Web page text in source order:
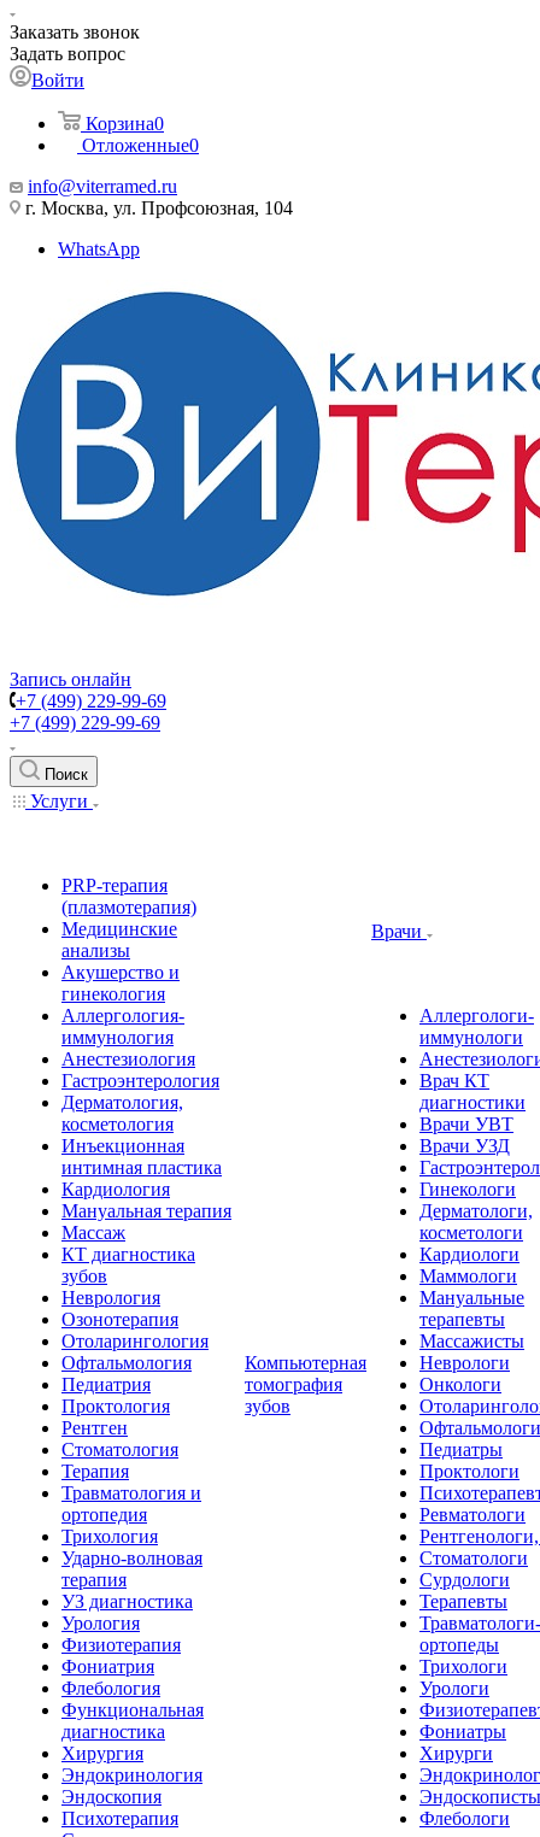
Заказать звонок
Задать вопрос
Войти
Корзина0
Отложенные0
info@viterramed.ru
г. Москва, ул. Профсоюзная, 104
WhatsApp
Запись онлайн
+7 (499) 229-99-69
+7 (499) 229-99-69
Поиск
Услуги
PRP-терапия
(плазмотерапия)
Медицинские
анализы
Акушерство и
гинекология
Аллергология-
иммунология
Анестезиология
Гастроэнтерология
Дерматология,
косметология
Инъекционная
интимная пластика
Кардиология
Мануальная терапия
Массаж
КТ диагностика
зубов
Неврология
Озонотерапия
Отоларингология
Офтальмология
Педиатрия
Проктология
Рентген
Стоматология
Терапия
Травматология и
ортопедия
Трихология
Ударно-волновая
терапия
УЗ диагностика
Урология
Физиотерапия
Фониатрия
Флебология
Функциональная
диагностика
Хирургия
Эндокринология
Эндоскопия
Психотерапия
Компьютерная
томография
зубов
Врачи
Аллергологи-
иммунологи
Врач КТ
диагностики
Врачи УВТ
Врачи УЗД
Гинекологи
Дерматологи,
косметологи
Кардиологи
Маммологи
Мануальные
терапевты
Массажисты
Неврологи
Онкологи
Офтальмологи
Педиатры
Проктологи
Ревматологи
Стоматологи
Сурдологи
Терапевты
Травматологи-
ортопеды
Трихологи
Урологи
Фониатры
Хирурги
Эндоскописты
Флебологи